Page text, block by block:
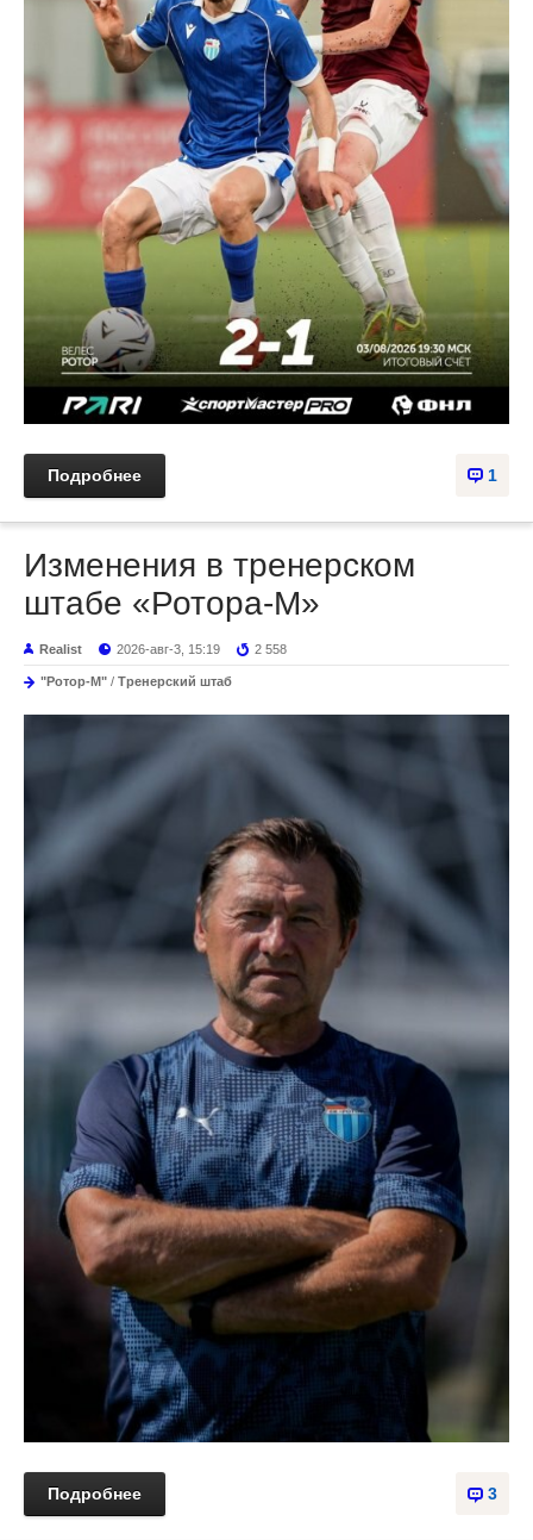
1
Подробнее
Изменения в тренерском
штабе «Ротора-М»
Realist 2026-авг-3, 15:19 2 558
"Ротор-М" / Тренерский штаб
3
Подробнее